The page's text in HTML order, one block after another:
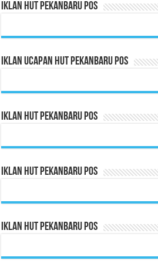
Iklan HUT Pekanbaru Pos
Iklan Ucapan HUT Pekanbaru Pos
Iklan HUT Pekanbaru Pos
Iklan HUT Pekanbaru Pos
Iklan HUT Pekanbaru Pos